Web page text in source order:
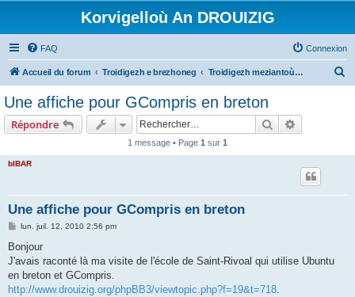
Korvigelloù An DROUIZIG
FAQ Connexion
Accueil du forum Troidigezh e brezhoneg Troidigezh meziantoù all (frank a wirioù evit an darn vrasañ anezho)
Une affiche pour GCompris en breton
Répondre Rechercher
1 message • Page 1 sur 1
bIBAR
Une affiche pour GCompris en breton
M
s
a
g
lun. juil. 12, 2010 2:56 pm
Bonjour
J'avais raconté là ma visite de l'école de Saint-Rivoal qui utilise Ubuntu
en breton et GCompris.
http://www.drouizig.org/phpBB3/viewtopic.php?f=19&t=718.